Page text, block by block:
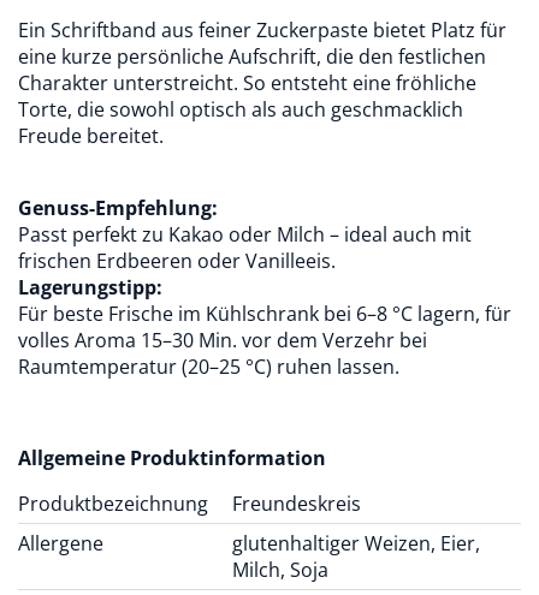
Ein Schriftband aus feiner Zuckerpaste bietet Platz für
eine kurze persönliche Aufschrift, die den festlichen
Charakter unterstreicht. So entsteht eine fröhliche
Torte, die sowohl optisch als auch geschmacklich
Freude bereitet.
Genuss-Empfehlung:
Passt perfekt zu Kakao oder Milch – ideal auch mit
frischen Erdbeeren oder Vanilleeis.
Lagerungstipp:
Für beste Frische im Kühlschrank bei 6–8 °C lagern, für
volles Aroma 15–30 Min. vor dem Verzehr bei
Raumtemperatur (20–25 °C) ruhen lassen.
Allgemeine Produktinformation
Produktbezeichnung
Freundeskreis
Allergene
glutenhaltiger Weizen, Eier,
Milch, Soja